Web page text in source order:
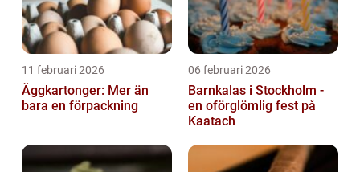
11 februari 2026
Äggkartonger: Mer än
bara en förpackning
06 februari 2026
Barnkalas i Stockholm -
en oförglömlig fest på
Kaatach